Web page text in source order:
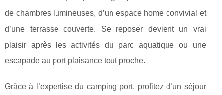
de chambres lumineuses, d’un espace home convivial et
d’une terrasse couverte. Se reposer devient un vrai
plaisir après les activités du parc aquatique ou une
escapade au port plaisance tout proche.
Grâce à l’expertise du camping port, profitez d’un séjour